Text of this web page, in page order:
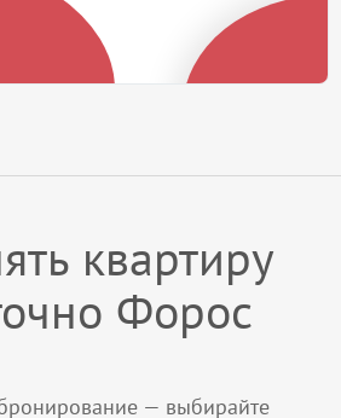
квартиру
Форос
— выбирайте